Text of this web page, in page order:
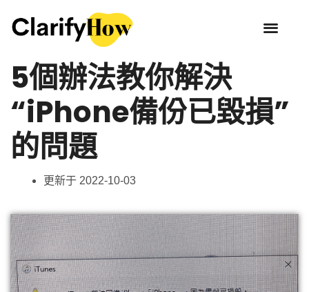
5個辦法教你解決
“iPhone備份已毀損”
的問題
更新于 2022-10-03